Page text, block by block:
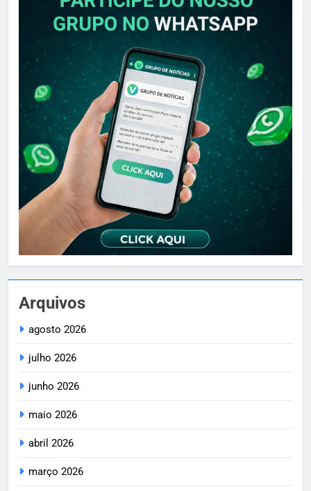
Arquivos
agosto 2026
julho 2026
junho 2026
maio 2026
abril 2026
março 2026